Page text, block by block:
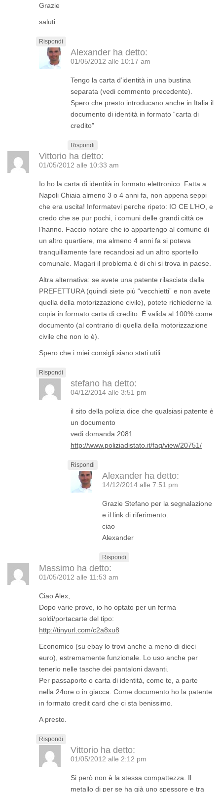
Grazie
saluti
Rispondi
Alexander ha detto:
01/05/2012 alle 10:17 am
Tengo la carta d’identità in una bustina
separata (vedi commento precedente).
Spero che presto introducano anche in Italia il
documento di identità in formato “carta di
credito”
Rispondi
Vittorio ha detto:
01/05/2012 alle 10:33 am
Io ho la carta di identità in formato elettronico. Fatta a
Napoli Chiaia almeno 3 o 4 anni fa, non appena seppi
che era uscita! Informatevi perche ripeto: IO CE L’HO, e
credo che se pur pochi, i comuni delle grandi città ce
l’hanno. Faccio notare che io appartengo al comune di
un altro quartiere, ma almeno 4 anni fa si poteva
tranquillamente fare recandosi ad un altro sportello
comunale. Magari il problema è di chi si trova in paese.
Altra alternativa: se avete una patente rilasciata dalla
PREFETTURA (quindi siete più “vecchietti” e non avete
quella della motorizzazione civile), potete richiederne la
copia in formato carta di credito. È valida al 100% come
documento (al contrario di quella della motorizzazione
civile che non lo è).
Spero che i miei consigli siano stati utili.
Rispondi
stefano ha detto:
04/12/2014 alle 3:51 pm
il sito della polizia dice che qualsiasi patente è
un documento
vedi domanda 2081
http://www.poliziadistato.it/faq/view/20751/
Rispondi
Alexander ha detto:
14/12/2014 alle 7:51 pm
Grazie Stefano per la segnalazione
e il link di riferimento.
ciao
Alexander
Rispondi
Massimo ha detto:
01/05/2012 alle 11:53 am
Ciao Alex,
Dopo varie prove, io ho optato per un ferma
soldi/portacarte del tipo:
http://tinyurl.com/c2a8xu8
Economico (su ebay lo trovi anche a meno di dieci
euro), estremamente funzionale. Lo uso anche per
tenerlo nelle tasche dei pantaloni davanti.
Per passaporto o carta di identità, come te, a parte
nella 24ore o in giacca. Come documento ho la patente
in formato credit card che ci sta benissimo.
A presto.
Rispondi
Vittorio ha detto:
01/05/2012 alle 2:12 pm
Si però non è la stessa compattezza. Il
metallo di per se ha già uno spessore e tra